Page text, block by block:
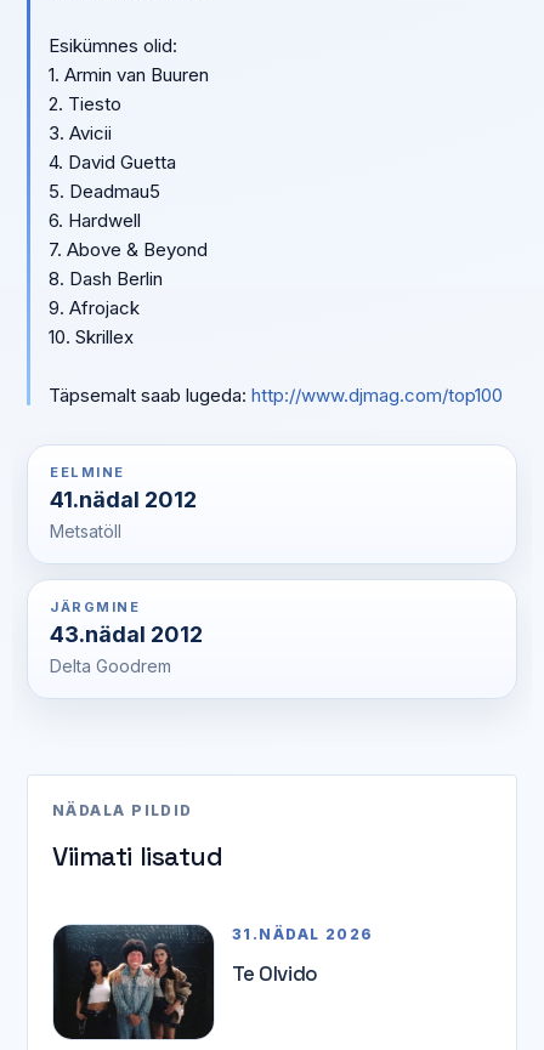
Esikümnes olid:
1. Armin van Buuren
2. Tiesto
3. Avicii
4. David Guetta
5. Deadmau5
6. Hardwell
7. Above & Beyond
8. Dash Berlin
9. Afrojack
10. Skrillex
Täpsemalt saab lugeda: http://www.djmag.com/top100
EELMINE
41.nädal 2012
Metsatöll
JÄRGMINE
43.nädal 2012
Delta Goodrem
NÄDALA PILDID
Viimati lisatud
31.NÄDAL 2026
Te Olvido